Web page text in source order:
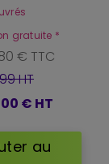
gratuite *
€ TTC
HT
€ HT
au